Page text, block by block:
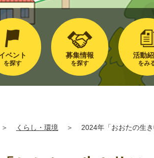
ベント
を探す
募集情報
を探す
活動
をみ
＞ くらし・環境 ＞ 2024年「おおたの生き